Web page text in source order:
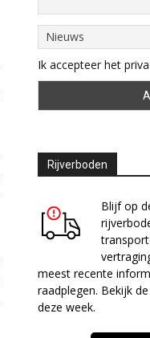
Ik accepteer het
Rijverboden
Blijf op
meest recente
raadplegen. Bekijk
deze week.